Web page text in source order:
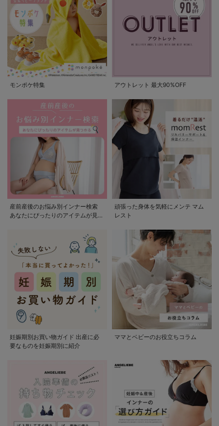
モンポケ特集 アウトレット 最大90%OFF
産前産後のお悩み別インナー検索
あなたにぴったりのアイテムが見つ
頑張った身体を気軽にメンテ マム
レスト
妊娠期別お買い物ガイド 出産に必
要なものを妊娠期別に紹介
ママとベビーのお役立ちコラム